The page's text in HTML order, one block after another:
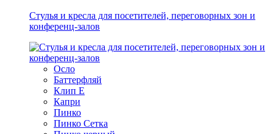
Стулья и кресла для посетителей, переговорных зон и
конференц-залов
Осло
Баттерфляй
Клип Е
Капри
Пинко
Пинко Сетка